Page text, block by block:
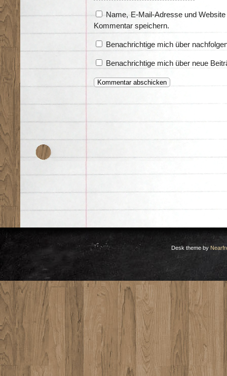
Name, E-Mail-Adresse und
Kommentar speichern.
Benachrichtige mich über
Benachrichtige mich über neue
Desk theme by